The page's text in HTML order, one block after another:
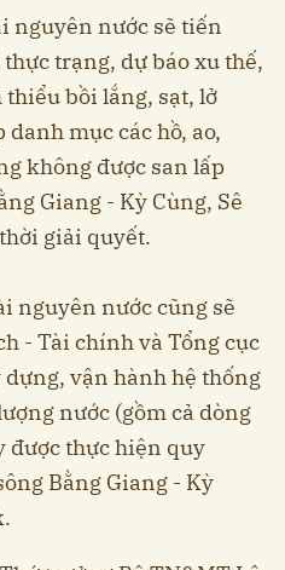
nguyên nước sẽ tiến
trạng, dự báo xu thế,
bồi lắng, sạt, lở
mục các hồ, ao,
không được san lấp
Giang - Kỳ Cùng, Sê
giải quyết.
nguyên nước cũng sẽ
- Tài chính và Tổng cục
vận hành hệ thống
nước (gồm cả dòng
được thực hiện quy
Bằng Giang - Kỳ